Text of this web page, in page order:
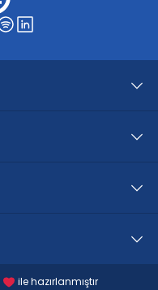
ile hazırlanmıştır